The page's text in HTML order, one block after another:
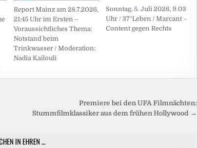
Report Mainz am 28.7.2026,
21:45 Uhr im Ersten –
Voraussichtliches Thema:
Notstand beim
Trinkwasser / Moderation:
Nadia Kailouli
Sonntag, 5. Juli 2026, 9.03
Uhr / 37°Leben / Marcant –
Content gegen Rechts
Premiere bei den UFA Filmnächten:
Stummfilmklassiker aus dem frühen Hollywood →
IN EHREN …